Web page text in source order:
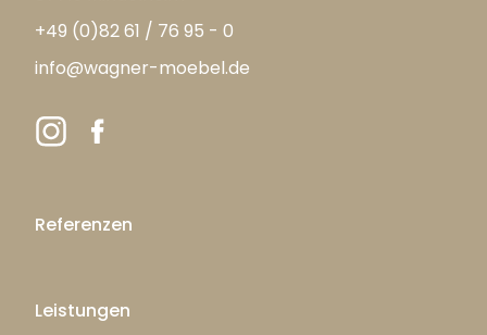
+49 (0)82 61 / 76 95 - 0
info@wagner-moebel.de
Referenzen
Leistungen